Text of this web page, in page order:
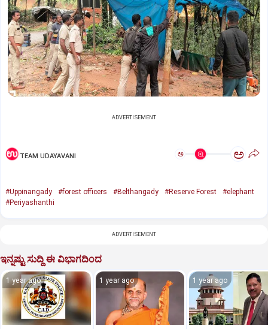
ADVERTISEMENT
TEAM UDAYAVANI ಅ ಅ
#Uppinangady #forest officers #Belthangady #Reserve Forest
#elephant
#Periyashanthi
ADVERTISEMENT
ಇನ್ನಷ್ಟು ಸುದ್ದಿ ಈ ವಿಭಾಗದಿಂದ
1 year ago 1 year ago 1 year ago